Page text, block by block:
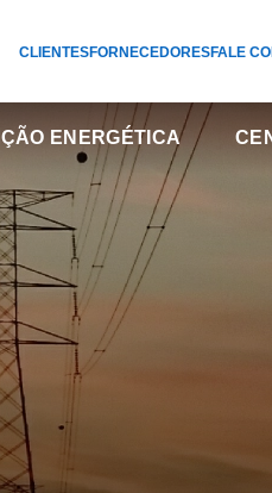
CLIENTESFORNECEDORESFALE
ENERGÉTICA